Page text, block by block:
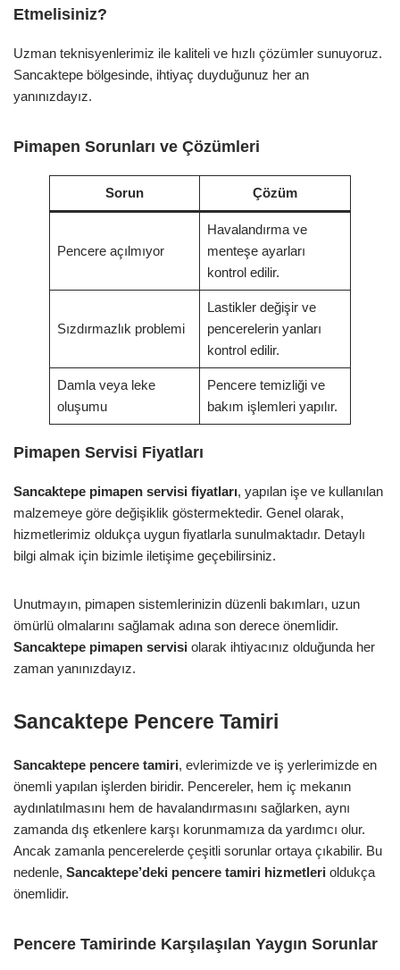
Etmelisiniz?
Uzman teknisyenlerimiz ile kaliteli ve hızlı çözümler sunuyoruz.
Sancaktepe bölgesinde, ihtiyaç duyduğunuz her an
yanınızdayız.
Pimapen Sorunları ve Çözümleri
Sorun Çözüm
Pencere açılmıyor
Havalandırma ve
menteşe ayarları
kontrol edilir.
Sızdırmazlık problemi
Lastikler değişir ve
pencerelerin yanları
kontrol edilir.
Damla veya leke
oluşumu
Pencere temizliği ve
bakım işlemleri yapılır.
Pimapen Servisi Fiyatları
Sancaktepe pimapen servisi fiyatları, yapılan işe ve kullanılan
malzemeye göre değişiklik göstermektedir. Genel olarak,
hizmetlerimiz oldukça uygun fiyatlarla sunulmaktadır. Detaylı
bilgi almak için bizimle iletişime geçebilirsiniz.
Unutmayın, pimapen sistemlerinizin düzenli bakımları, uzun
ömürlü olmalarını sağlamak adına son derece önemlidir.
Sancaktepe pimapen servisi olarak ihtiyacınız olduğunda her
zaman yanınızdayız.
Sancaktepe Pencere Tamiri
Sancaktepe pencere tamiri, evlerimizde ve iş yerlerimizde en
önemli yapılan işlerden biridir. Pencereler, hem iç mekanın
aydınlatılmasını hem de havalandırmasını sağlarken, aynı
zamanda dış etkenlere karşı korunmamıza da yardımcı olur.
Ancak zamanla pencerelerde çeşitli sorunlar ortaya çıkabilir. Bu
nedenle, Sancaktepe’deki pencere tamiri hizmetleri oldukça
önemlidir.
Pencere Tamirinde Karşılaşılan Yaygın Sorunlar